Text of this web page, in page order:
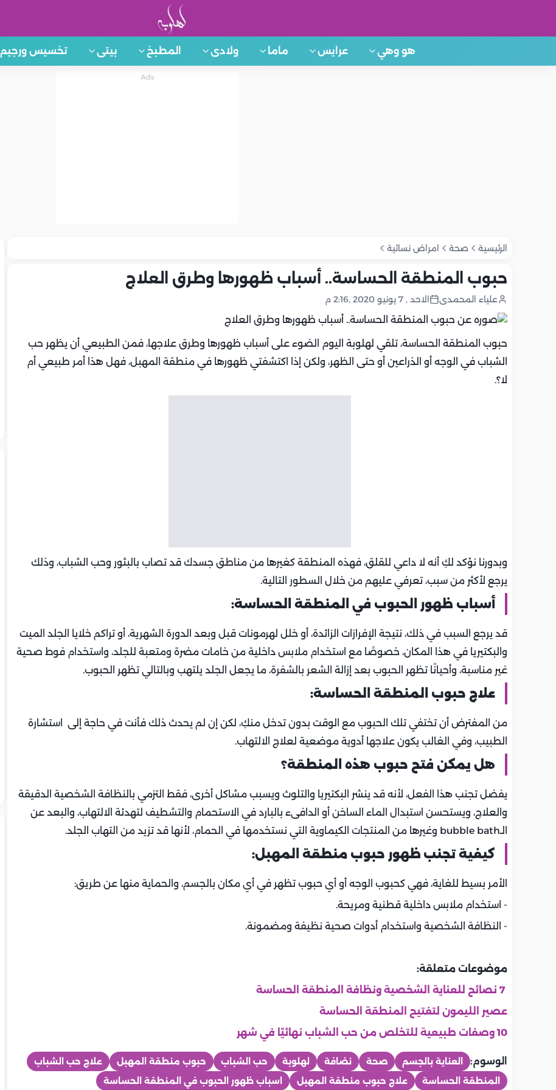
هو وهي عرايس ماما ولادى المطبخ بيتى تخسيس ورجيم
الرئيسية صحة امراض نسائية
حبوب المنطقة الحساسة.. أسباب ظهورها وطرق العلاج
علياء المحمدى الاحد , 7 يونيو 2020 ,2:16 م
حبوب المنطقة الحساسة، تلقي لهلوبة اليوم الضوء على أسباب ظهورها وطرق علاجها، فمن الطبيعي أن يظهر حب
الشباب في الوجه أو الذراعين أو حتى الظهر، ولكن إذا اكتشفتي ظهورها في منطقة المهبل، فهل هذا أمر طبيعي أم
لا؟.
وبدورنا نؤكد لكِ أنه لا داعي للقلق، فهذه المنطقة كغيرها من مناطق جسدك قد تصاب بالبثور وحب الشباب، وذلك
يرجع لأكثر من سبب، تعرفي عليهم من خلال السطور التالية.
أسباب ظهور الحبوب في المنطقة الحساسة:
قد يرجع السبب في ذلك، نتيجة الإفرازات الزائدة، أو خلل لهرمونات قبل وبعد الدورة الشهرية، أو تراكم خلايا الجلد الميت
والبكتيريا في هذا المكان، خصوصًا مع استخدام ملابس داخلية من خامات مضرة ومتعبة للجلد، واستخدام فوط صحية
غير مناسبة، وأحيانًا تظهر الحبوب بعد إزالة الشعر بالشفرة، ما يجعل الجلد يلتهب وبالتالي تظهر الحبوب.
علاج حبوب المنطقة الحساسة:
من المفترض أن تختفي تلك الحبوب مع الوقت بدون تدخل منكِ، لكن إن لم يحدث ذلك فأنت في حاجة إلى استشارة
الطبيب، وفي الغالب يكون علاجها أدوية موضعية لعلاج الالتهاب.
هل يمكن فتح حبوب هذه المنطقة؟
يفضل تجنب هذا الفعل، لأنه قد ينشر البكتيريا والتلوث ويسبب مشاكل أخرى، فقط التزمي بالنظافة الشخصية الدقيقة
والعلاج، ويستحسن استبدال الماء الساخن أو الدافىء بالبارد في الاستحمام والتشطيف لتهدئة الالتهاب، والبعد عن
الـbubble bath وغيرها من المنتجات الكيماوية التي نستخدمها في الحمام، لأنها قد تزيد من التهاب الجلد.
كيفية تجنب ظهور حبوب منطقة المهبل:
الأمر بسيط للغاية، فهي كحبوب الوجه أو أي حبوب تظهر في أي مكان بالجسم، والحماية منها عن طريق:
- استخدام ملابس داخلية قطنية ومريحة.
- النظافة الشخصية واستخدام أدوات صحية نظيفة ومضمونة.
موضوعات متعلقة:
7 نصائح للعناية الشخصية ونظافة المنطقة الحساسة
عصير الليمون لتفتيح المنطقة الحساسة
10 وصفات طبيعية للتخلص من حب الشباب نهائيًا في شهر
الوسوم: العناية بالجسم صحة نضافة لهلوبة حب الشباب حبوب منطقة المهبل
علاج حب الشباب
المنطقة الحساسة
علاج حبوب منطقة المهبل اسباب ظهور الحبوب في المنطقة الحساسة